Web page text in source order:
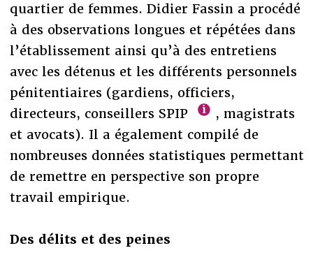
quartier de femmes. Didier Fassin a procédé
à des observations longues et répétées dans
l’établissement ainsi qu’à des entretiens
avec les détenus et les différents personnels
pénitentiaires (gardiens, officiers,
directeurs, conseillers SPIP
, magistrats
et avocats). Il a également compilé de
nombreuses données statistiques permettant
de remettre en perspective son propre
travail empirique.
Des délits et des peines